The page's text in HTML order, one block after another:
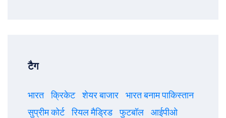
टैग
भारत क्रिकेट शेयर बाजार
भारत बनाम पाकिस्तान
सुप्रीम कोर्ट
रियल मैड्रिड फुटबॉल
आईपीओ